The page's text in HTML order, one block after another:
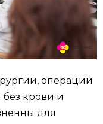
операции
крови и
для